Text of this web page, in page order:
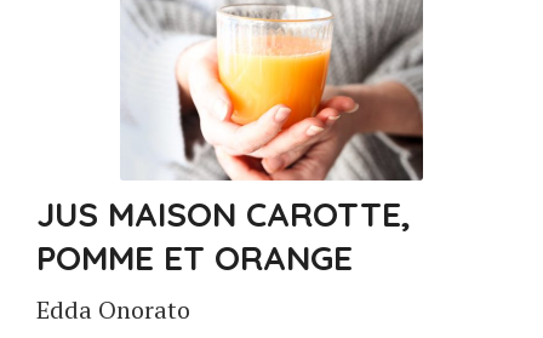
JUS MAISON CAROTTE,
POMME ET ORANGE
Edda Onorato